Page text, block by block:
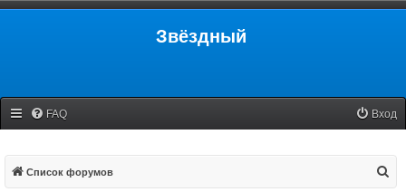
Звёздный
FAQ Вход
Список форумов